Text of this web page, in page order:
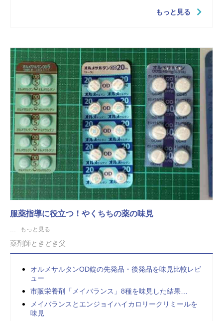
もっと見る
服薬指導に役立つ！やくちちの薬の味見
もっと見る
薬剤師ときどき父
オルメサルタンOD錠の先発品・後発品を味見比較レビ
ュー
市販栄養剤「メイバランス」8種を味見した結果…
メイバランスとエンジョイハイカロリークリミールを
味見